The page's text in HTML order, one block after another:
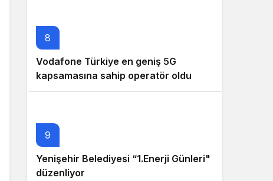
8
Vodafone Türkiye en geniş 5G
kapsamasına sahip operatör oldu
9
Yenişehir Belediyesi “1.Enerji Günleri"
düzenliyor